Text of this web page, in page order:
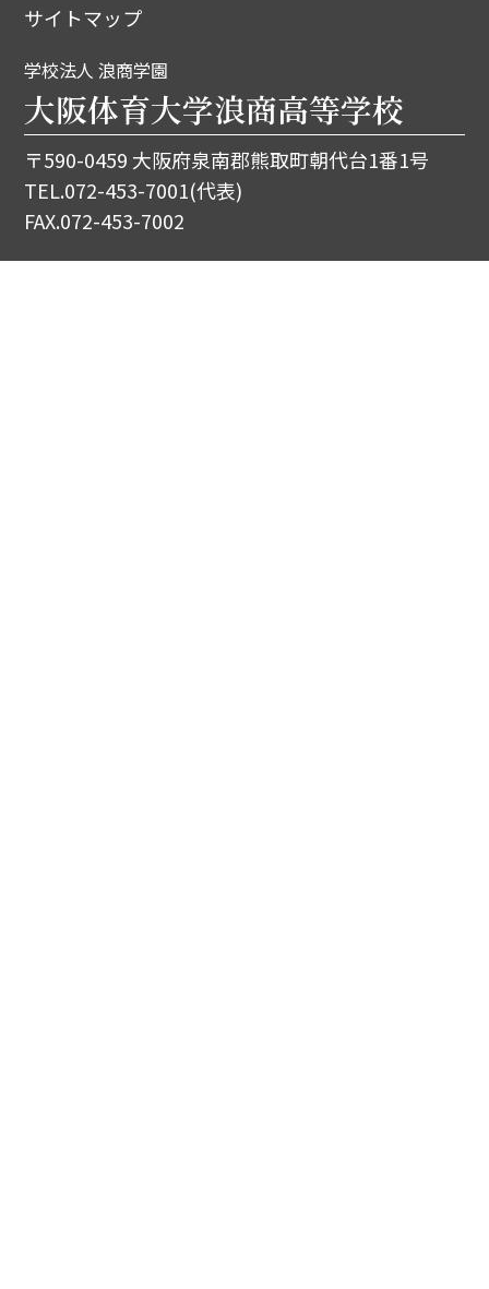
サイトマップ
学校法人 浪商学園
大阪体育大学浪商高等学校
〒590-0459 大阪府泉南郡熊取町朝代台1番1号
TEL.072-453-7001(代表)
FAX.072-453-7002